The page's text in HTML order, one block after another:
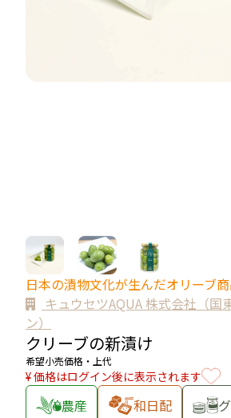
日本の漬物文化が生んだオリーブ
キュウセツAQUA 株式会社（国
ン）
クリーブの新漬け
希望小売価格・上代
¥ 価格はログイン後に表示されます
農産 和日配